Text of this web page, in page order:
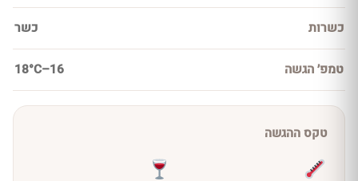
כשרות כשר
טמפ׳ הגשה 16–18°C
טקס ההגשה